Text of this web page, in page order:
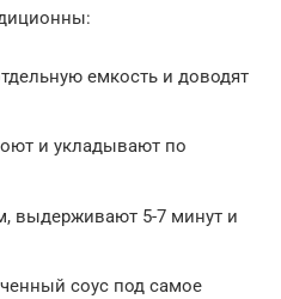
емкость и доводят
и укладывают по
выдерживают 5-7 минут и
соус под самое